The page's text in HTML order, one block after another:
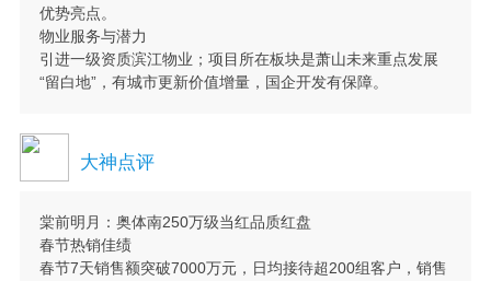
优势亮点。
物业服务与潜力
引进一级资质滨江物业；项目所在板块是萧山未来重点发展
“留白地”，有城市更新价值增量，国企开发有保障。
大神点评
棠前明月：奥体南250万级当红品质红盘
春节热销佳绩
春节7天销售额突破7000万元，日均接待超200组客户，销售